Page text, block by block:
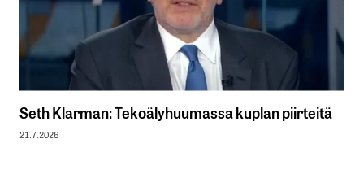
Seth Klarman: Tekoälyhuumassa kuplan piirteitä
21.7.2026